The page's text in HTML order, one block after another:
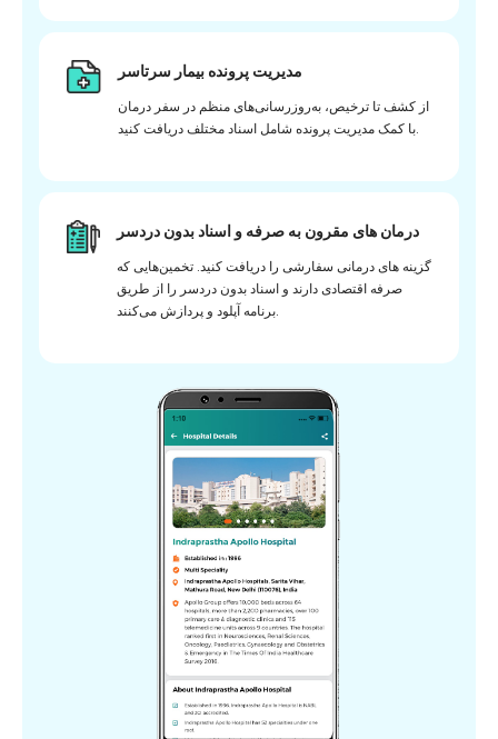
مدیریت پرونده بیمار سرتاسر
از کشف تا ترخیص، به‌روزرسانی‌های منظم در سفر درمان
با کمک مدیریت پرونده شامل اسناد مختلف دریافت کنید.
درمان های مقرون به صرفه و اسناد بدون دردسر
گزینه های درمانی سفارشی را دریافت کنید. تخمین‌هایی که
صرفه اقتصادی دارند و اسناد بدون دردسر را از طریق
برنامه آپلود و پردازش می‌کنند.